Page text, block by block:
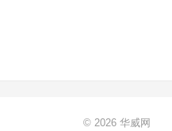
© 2026 华威网